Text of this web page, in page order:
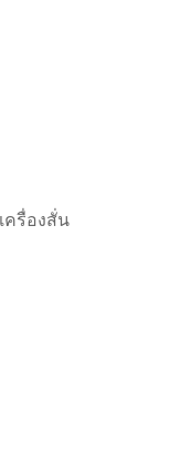
ครื่องสั่น